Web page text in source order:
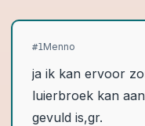
#1Menno
ja ik kan ervoor
luierbroek kan
gevuld is,gr.